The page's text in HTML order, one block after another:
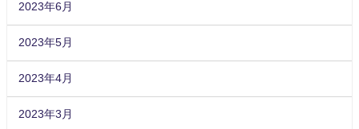
2023年6月
2023年5月
2023年4月
2023年3月